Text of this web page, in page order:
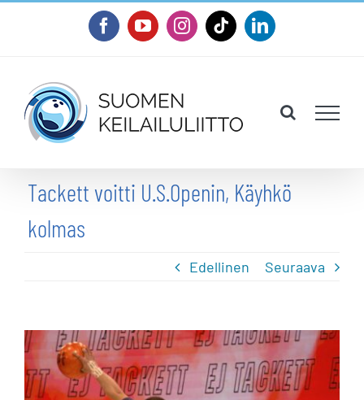
FacebookYouTubeInstagram
TiktokLinkedIn
Tackett voitti U.S.Openin, Käyhkö
kolmas
Edellinen Seuraava
Katso
kuvaa
isompana